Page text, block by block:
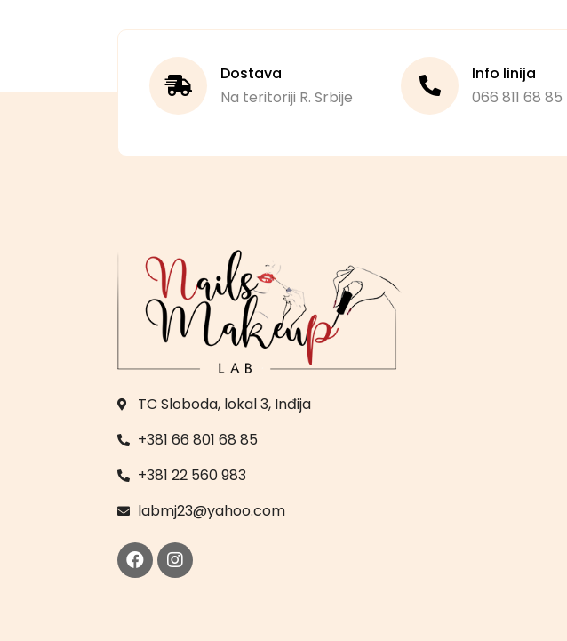
Dostava
Na teritoriji R. Srbije
Info linija
066 811 68 85
TC Sloboda, lokal 3, Inđija
+381 66 801 68 85
+381 22 560 983
labmj23@yahoo.com